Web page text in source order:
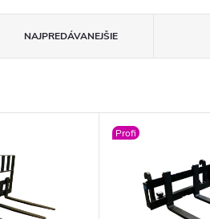
NAJPREDÁVANEJŠIE
Profi